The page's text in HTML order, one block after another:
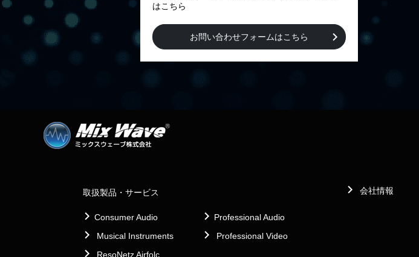
はこちら
お問い合わせフォームはこちら
取扱製品・サービス
Consumer Audio
Professional Audio
Musical Instruments
Professional Video
ResoNetz Airfolc
会社情報